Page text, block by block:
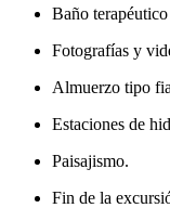
Baño terapéutico
Fotografías y
Almuerzo tipo
Estaciones de
Paisajismo.
Fin de la